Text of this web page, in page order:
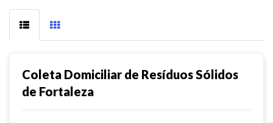
Coleta Domiciliar de Resíduos Sólidos
de Fortaleza